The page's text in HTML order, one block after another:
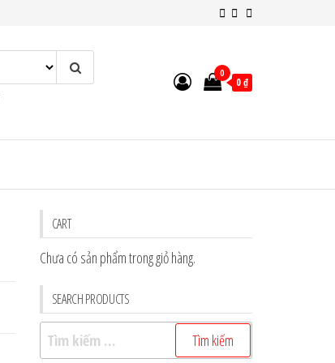
0
0 ₫
CART
Chưa có sản phẩm trong giỏ hàng.
SEARCH PRODUCTS
Tìm
kiếm